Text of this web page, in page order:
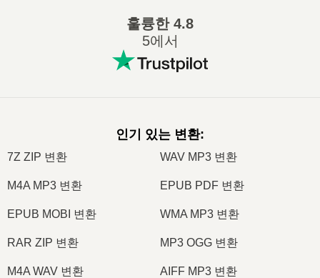
훌륭한4.8
5에서
인기 있는 변환:
7Z ZIP 변환 WAV MP3 변환
M4A MP3 변환 EPUB PDF 변환
EPUB MOBI 변환 WMA MP3 변환
RAR ZIP 변환 MP3 OGG 변환
M4A WAV 변환 AIFF MP3 변환